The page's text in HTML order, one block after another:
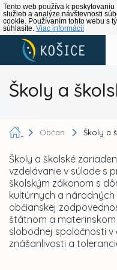
Tento web používa k poskytovaniu
služieb a analýze návštevnosti
cookie. Používaním tohto webu s
súhlasíte. Viac informácií
Školy a
Občan Školy a
Školy a školské
vzdelávanie v súlade s
školským zákonom s
kultúrnych a
občianskej
štátnom a
slobodnej spoločnosti
znášanlivosti a